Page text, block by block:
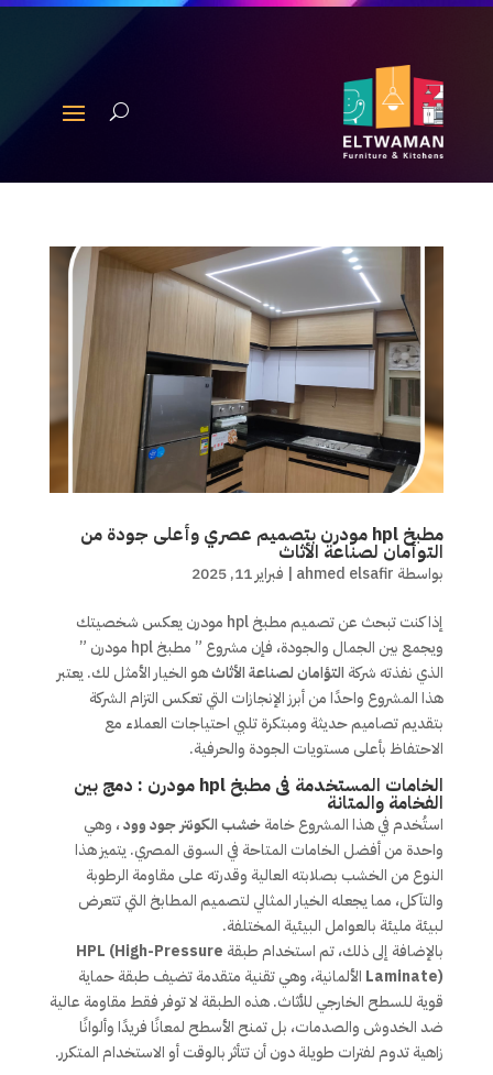
مطبخ hpl مودرن بتصميم عصري وأعلى جودة من
التوأمان لصناعة الأثاث
بواسطة ahmed elsafir
| فبراير 11, 2025
إذا كنت تبحث عن تصميم مطبخ hpl مودرن يعكس شخصيتك
ويجمع بين الجمال والجودة، فإن مشروع ” مطبخ hpl مودرن ”
الذي نفذته شركة التؤامان لصناعة الأثاثهو الخيار الأمثل لك. يعتبر
هذا المشروع واحدًا من أبرز الإنجازات التي تعكس التزام الشركة
بتقديم تصاميم حديثة ومبتكرة تلبي احتياجات العملاء مع
الاحتفاظ بأعلى مستويات الجودة والحرفية.
الخامات المستخدمة فى مطبخ hpl مودرن : دمج بين
الفخامة والمتانة
استُخدم في هذا المشروع خامةخشب الكونتر جود وود، وهي
واحدة من أفضل الخامات المتاحة في السوق المصري. يتميز هذا
النوع من الخشب بصلابته العالية وقدرته على مقاومة الرطوبة
والتآكل، مما يجعله الخيار المثالي لتصميم المطابخ التي تتعرض
لبيئة مليئة بالعوامل البيئية المختلفة.
بالإضافة إلى ذلك، تم استخدام طبقة HPL (High-Pressure
Laminate) الألمانية، وهي تقنية متقدمة تضيف طبقة حماية
قوية للسطح الخارجي للأثاث. هذه الطبقة لا توفر فقط مقاومة عالية
ضد الخدوش والصدمات، بل تمنح الأسطح لمعانًا فريدًا وألوانًا
زاهية تدوم لفترات طويلة دون أن تتأثر بالوقت أو الاستخدام المتكرر.